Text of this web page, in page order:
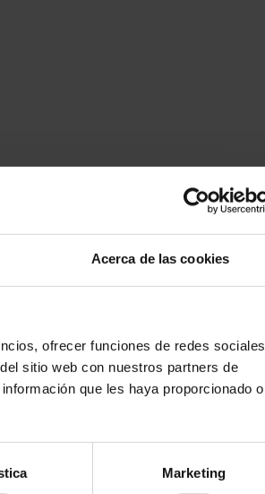
Acerca de las cookies
ofrecer funciones de redes sociales
sitio web con nuestros partners de
que les haya proporcionado o
Marketing